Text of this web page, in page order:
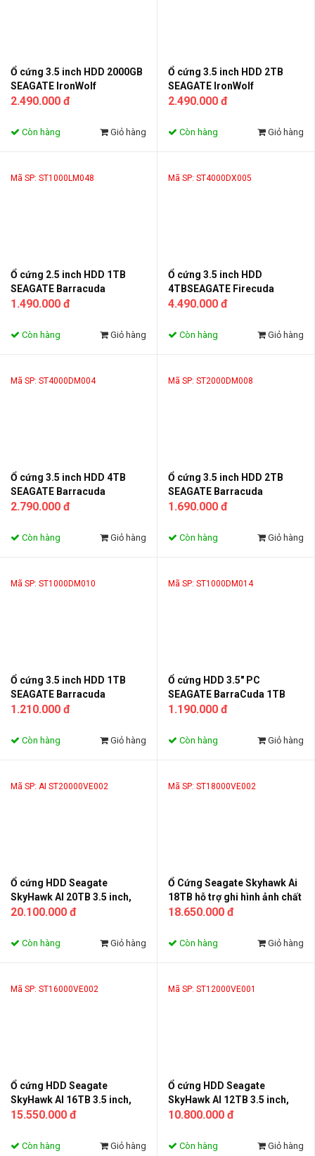
Ổ cứng 3.5 inch HDD 2000GB
SEAGATE IronWolf
ST2000VN003
2.490.000 đ
Còn hàng Giỏ hàng
Ổ cứng 3.5 inch HDD 2TB
SEAGATE IronWolf
ST2000VN004
2.490.000 đ
Còn hàng Giỏ hàng
Mã SP: ST1000LM048
Ổ cứng 2.5 inch HDD 1TB
SEAGATE Barracuda
ST1000LM048
1.490.000 đ
Còn hàng Giỏ hàng
Mã SP: ST4000DX005
Ổ cứng 3.5 inch HDD
4TBSEAGATE Firecuda
ST4000DX005
4.490.000 đ
Còn hàng Giỏ hàng
Mã SP: ST4000DM004
Ổ cứng 3.5 inch HDD 4TB
SEAGATE Barracuda
ST4000DM004
2.790.000 đ
Còn hàng Giỏ hàng
Mã SP: ST2000DM008
Ổ cứng 3.5 inch HDD 2TB
SEAGATE Barracuda
ST2000DM008
1.690.000 đ
Còn hàng Giỏ hàng
Mã SP: ST1000DM010
Ổ cứng 3.5 inch HDD 1TB
SEAGATE Barracuda
ST1000DM010
1.210.000 đ
Còn hàng Giỏ hàng
Mã SP: ST1000DM014
Ổ cứng HDD 3.5" PC
SEAGATE BarraCuda 1TB
SATA 7200RPM 64MB
1.190.000 đ
Còn hàng Giỏ hàng
Mã SP: AI ST20000VE002
Ổ cứng HDD Seagate
SkyHawk AI 20TB 3.5 inch,
7200RPM, SATA3, 256MB
20.100.000 đ
Còn hàng Giỏ hàng
Mã SP: ST18000VE002
Ổ Cứng Seagate Skyhawk Ai
18TB hỗ trợ ghi hình ảnh chất
lượng cao
18.650.000 đ
Còn hàng Giỏ hàng
Mã SP: ST16000VE002
Ổ cứng HDD Seagate
SkyHawk AI 16TB 3.5 inch,
7200RPM,256MB Cache
15.550.000 đ
Còn hàng Giỏ hàng
Mã SP: ST12000VE001
Ổ cứng HDD Seagate
SkyHawk AI 12TB 3.5 inch,
7200RPM, SATA, 256MB
10.800.000 đ
Còn hàng Giỏ hàng